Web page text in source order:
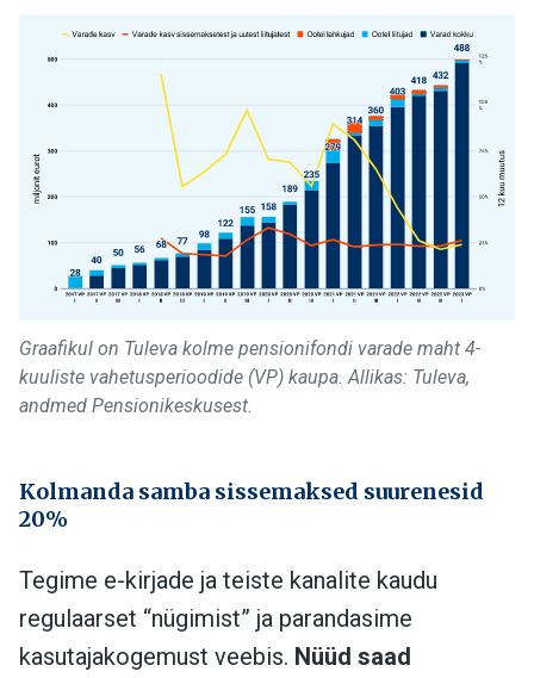
Graafikul on Tuleva kolme pensionifondi varade maht 4-
kuuliste vahetusperioodide (VP) kaupa. Allikas: Tuleva,
andmed Pensionikeskusest.
Kolmanda samba sissemaksed suurenesid
20%
Tegime e-kirjade ja teiste kanalite kaudu
regulaarset “nügimist” ja parandasime
kasutajakogemust veebis. Nüüd saad